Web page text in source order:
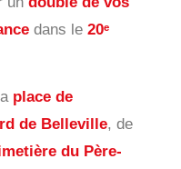
dans le 20ᵉ
place de
de Belleville, de
du Père-